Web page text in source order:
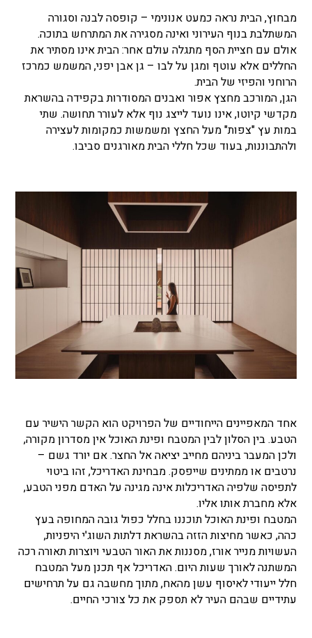
מבחוץ, הבית נראה כמעט אנונימי – קופסה לבנה וסגורה
המשתלבת בנוף העירוני ואינה מסגירה את המתרחש בתוכה.
אולם עם חציית הסף מתגלה עולם אחר: הבית אינו מסתיר את
החללים אלא עוטף ומגן על לבו – גן אבן יפני, המשמש כמרכז
הרוחני והפיזי של הבית.
הגן, המורכב מחצץ אפור ואבנים המסודרות בקפידה בהשראת
מקדשי קיוטו, אינו נועד לייצג נוף אלא לעורר תחושה. שתי
במות עץ "צפות" מעל החצץ ומשמשות כמקומות לעצירה
ולהתבוננות, בעוד שכל חללי הבית מאורגנים סביבו.
אחד המאפיינים הייחודיים של הפרויקט הוא הקשר הישיר עם
הטבע. בין הסלון לבין המטבח ופינת האוכל אין מסדרון מקורה,
ולכן המעבר ביניהם מחייב יציאה אל החצר. אם יורד גשם –
נרטבים או ממתינים שייפסק. מבחינת האדריכל, זהו ביטוי
לתפיסה שלפיה האדריכלות אינה מגינה על האדם מפני הטבע,
אלא מחברת אותו אליו.
המטבח ופינת האוכל תוכננו בחלל כפול גובה המחופה בעץ
כהה, כאשר מחיצות הזזה בהשראת דלתות השוג'י היפניות,
העשויות מנייר אורז, מסננות את האור הטבעי ויוצרות תאורה רכה
המשתנה לאורך שעות היום. האדריכל אף תכנן מעל המטבח
חלל ייעודי לאיסוף עשן מהאח, מתוך מחשבה גם על תרחישים
עתידיים שבהם העיר לא תספק את כל צורכי החיים.